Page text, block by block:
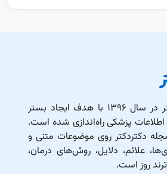
مجله اینترنتی دکتردکتر در سال ۱۳۹۶ با هدف ایجاد بستر
اطلاعات پزشکی راه‌اندازی شده است.
دکتردکتر روی موضوعات متنی و
علائم، دلایل، روش‌های درمان،
روز است.